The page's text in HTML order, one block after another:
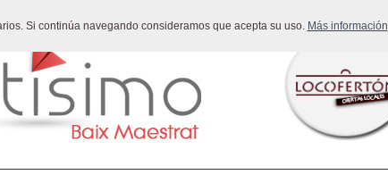
Si continúa navegando consideramos que acepta su uso. Más información